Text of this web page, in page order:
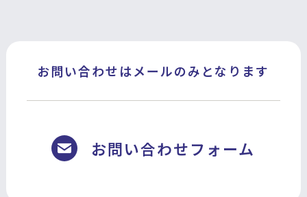
お問い合わせはメールのみとなります
お問い合わせフォーム